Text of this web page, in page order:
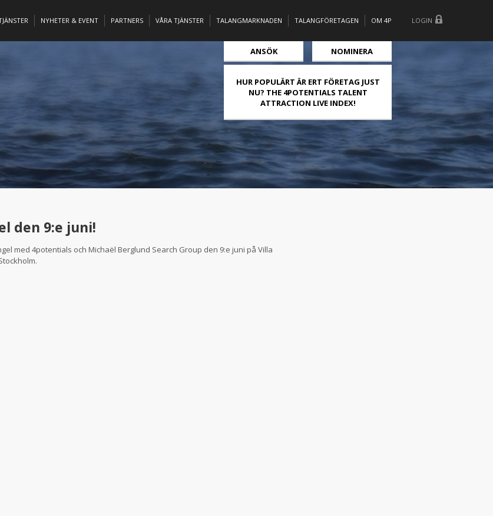
NYHETER & EVENT PARTNERS VÅRA TJÄNSTER TALANGMARKNADEN TALANGFÖRETAGEN OM 4P LOGIN
ANSÖK NOMINERA
HUR POPULÄRT ÄR ERT FÖRETAG JUST
NU? THE 4POTENTIALS TALENT
ATTRACTION LIVE INDEX!
den 9:e juni!
med 4potentials och Michaël Berglund Search Group den 9:e juni på Villa